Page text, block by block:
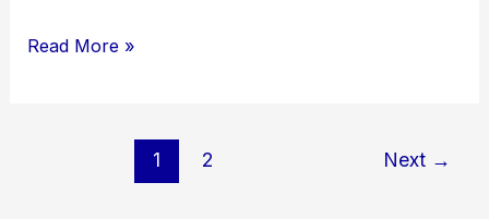
Read More »
1 2 Next →